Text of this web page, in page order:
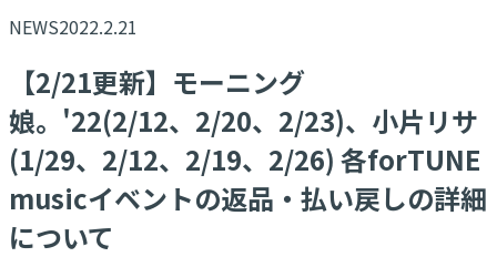
NEWS2022.2.21
【2/21更新】モーニング
娘。'22(2/12、2/20、2/23)、小片リサ
(1/29、2/12、2/19、2/26) 各forTUNE
musicイベントの返品・払い戻しの詳細
について